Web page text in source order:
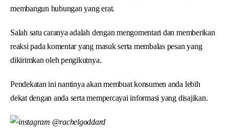
membangun hubungan yang erat.
Salah satu caranya adalah dengan mengomentari dan memberikan
reaksi pada komentar yang masuk serta membalas pesan yang
dikirimkan oleh pengikutnya.
Pendekatan ini nantinya akan membuat konsumen anda lebih
dekat dengan anda serta mempercayai informasi yang disajikan.